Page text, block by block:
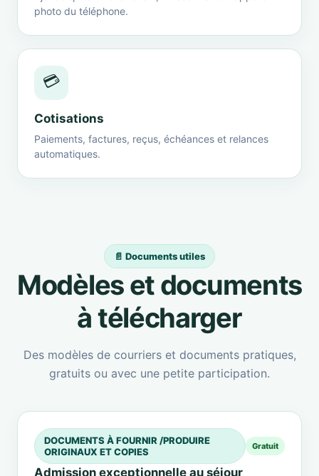
photo du téléphone.
💳
Cotisations
Paiements, factures, reçus, échéances et relances
automatiques.
📄 Documents utiles
Modèles et documents
à télécharger
Des modèles de courriers et documents pratiques,
gratuits ou avec une petite participation.
DOCUMENTS À FOURNIR /PRODUIRE
ORIGINAUX ET COPIES
Gratuit
Admission exceptionnelle au séjour